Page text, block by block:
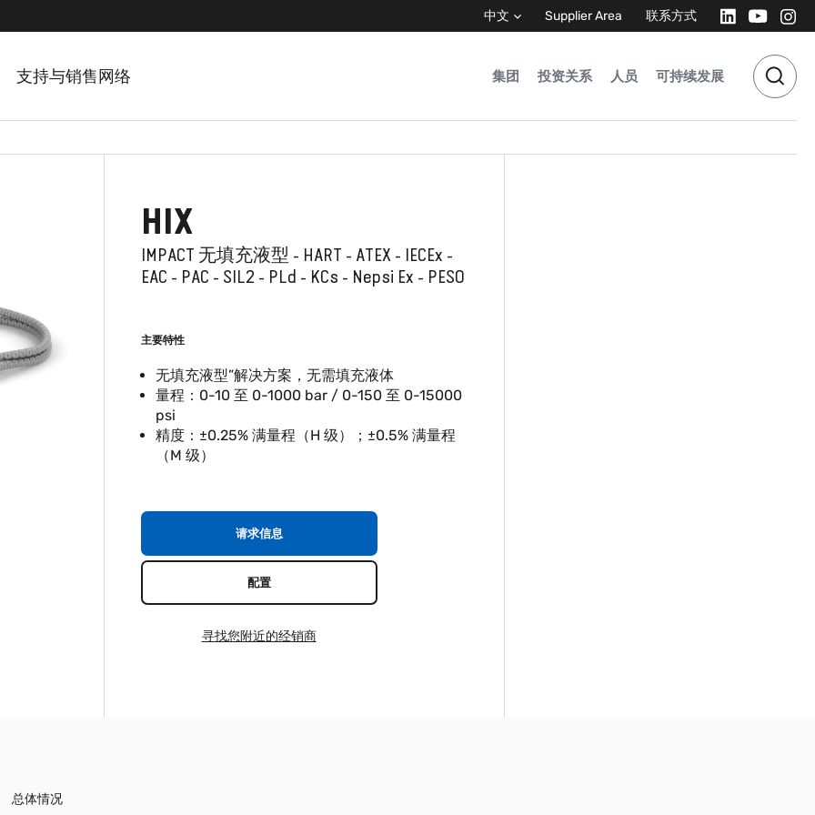
中文 Supplier Area 联系方式
支持与销售网络 集团 投资关系 人员 可持续发展
HIX
IMPACT 无填充液型 - HART - ATEX - IECEx -
EAC - PAC - SIL2 - PLd - KCs - Nepsi Ex - PESO
主要特性
无填充液型”解决方案，无需填充液体
量程：0-10 至 0-1000 bar / 0-150 至 0-15000
psi
精度：±0.25% 满量程（H 级）；±0.5% 满量程
（M 级）
请求信息
配置
寻找您附近的经销商
总体情况